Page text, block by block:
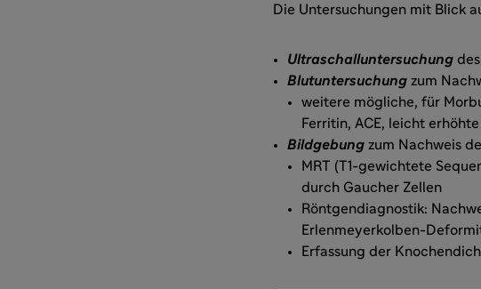
Die Untersuchungen mit Blick
Ultraschalluntersuchung
Blutuntersuchungzum
weitere mögliche, für
Ferritin, ACE, leicht
Bildgebung zum Nachweis
MRT (T1-gewichtete
durch Gaucher Zellen
Röntgendiagnostik:
Erlenmeyerkolben-
Erfassung der